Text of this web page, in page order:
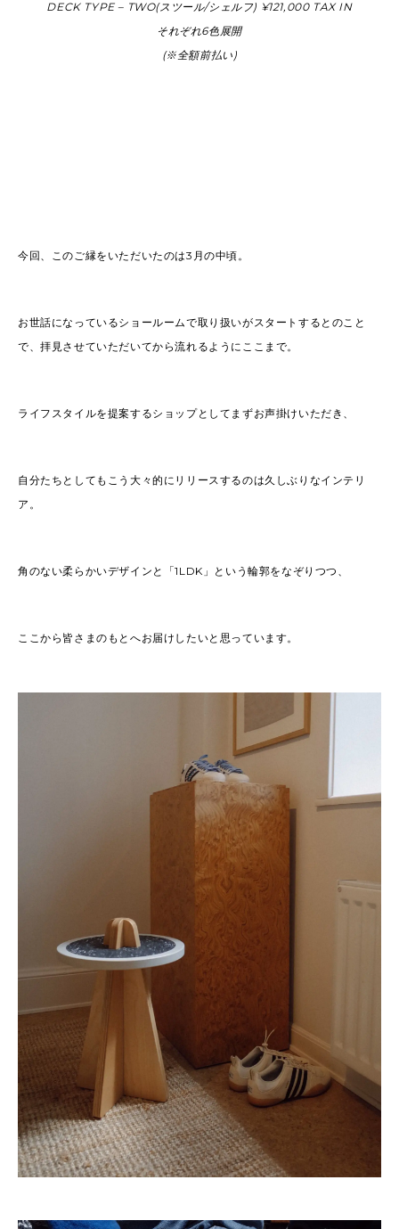
DECK TYPE – TWO(スツール/シェルフ) ¥121,000 TAX IN
それぞれ6色展開
(※全額前払い)
今回、このご縁をいただいたのは3月の中頃。
お世話になっているショールームで取り扱いがスタートするとのこと
で、拝見させていただいてから流れるようにここまで。
ライフスタイルを提案するショップとしてまずお声掛けいただき、
自分たちとしてもこう大々的にリリースするのは久しぶりなインテリ
ア。
角のない柔らかいデザインと「1LDK」という輪郭をなぞりつつ、
ここから皆さまのもとへお届けしたいと思っています。